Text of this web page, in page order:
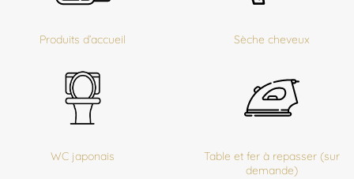
Produits d’accueil Sèche cheveux
WC japonais
Table et fer à repasser (sur
demande)